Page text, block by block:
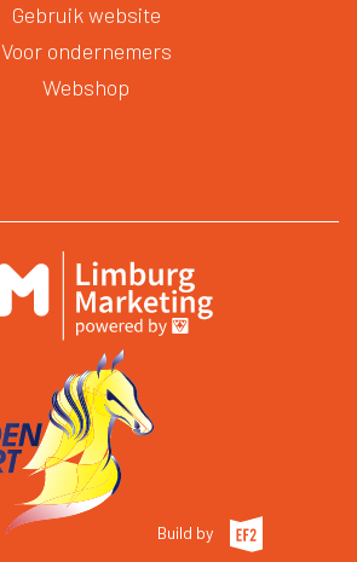
Gebruik website
Voor ondernemers
Webshop
Build by